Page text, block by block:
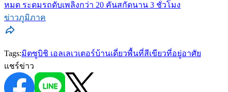
หมด ระดมรถดับเพลิงกว่า 20 คันสกัดนาน 3 ชั่วโมง
ข่าวภูมิภาค
Tags:มิตซูบิชิ เอลเลเวเตอร์บ้านเดี่ยวพื้นที่สีเขียวที่อยู่อาศัย
แชร์ข่าว